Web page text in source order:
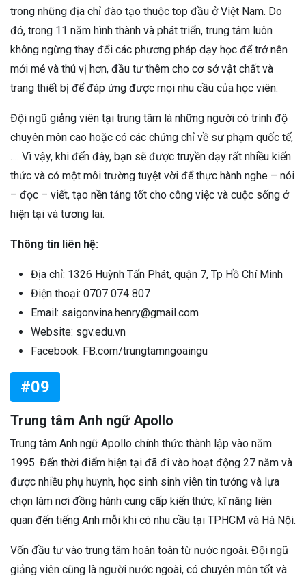
trong những địa chỉ đào tạo thuộc top đầu ở Việt Nam. Do
đó, trong 11 năm hình thành và phát triển, trung tâm luôn
không ngừng thay đổi các phương pháp dạy học để trở nên
mới mẻ và thú vị hơn, đầu tư thêm cho cơ sở vật chất và
trang thiết bị để đáp ứng được mọi nhu cầu của học viên.
Đội ngũ giảng viên tại trung tâm là những người có trình độ
chuyên môn cao hoặc có các chứng chỉ về sư phạm quốc tế,
…. Vì vậy, khi đến đây, bạn sẽ được truyền dạy rất nhiều kiến
thức và có một môi trường tuyệt vời để thực hành nghe – nói
– đọc – viết, tạo nền tảng tốt cho công việc và cuộc sống ở
hiện tại và tương lai.
Thông tin liên hệ:
Địa chỉ: 1326 Huỳnh Tấn Phát, quận 7, Tp Hồ Chí Minh
Điện thoại: 0707 074 807
Email: saigonvina.henry@gmail.com
Website: sgv.edu.vn
Facebook: FB.com/trungtamngoaingu
#09
Trung tâm Anh ngữ Apollo
Trung tâm Anh ngữ Apollo chính thức thành lập vào năm
1995. Đến thời điểm hiện tại đã đi vào hoạt động 27 năm và
được nhiều phụ huynh, học sinh sinh viên tin tưởng và lựa
chọn làm nơi đồng hành cung cấp kiến thức, kĩ năng liên
quan đến tiếng Anh mỗi khi có nhu cầu tại TPHCM và Hà Nội.
Vốn đầu tư vào trung tâm hoàn toàn từ nước ngoài. Đội ngũ
giảng viên cũng là người nước ngoài, có chuyên môn tốt và